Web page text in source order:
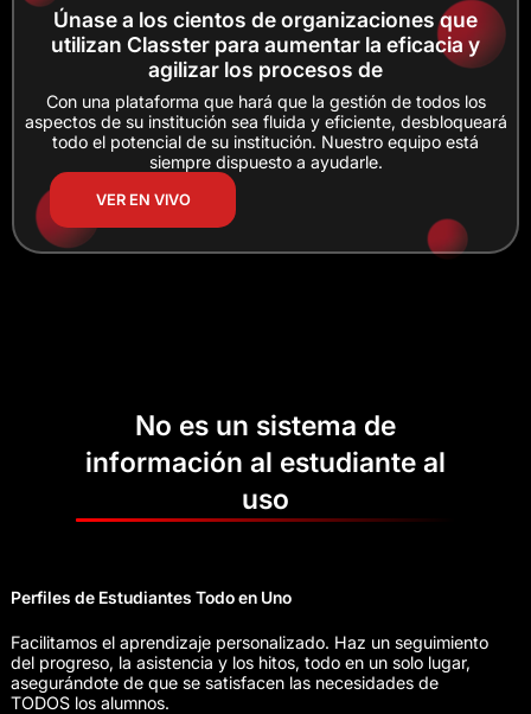
Únase a los cientos de organizaciones que
utilizan Classter para aumentar la eficacia y
agilizar los procesos de
Con una plataforma que hará que la gestión de todos los
aspectos de su institución sea fluida y eficiente, desbloqueará
todo el potencial de su institución. Nuestro equipo está
siempre dispuesto a ayudarle.
VER EN VIVO
No es un sistema de
información al estudiante al
uso
Perfiles de Estudiantes Todo en Uno
Facilitamos el aprendizaje personalizado. Haz un seguimiento
del progreso, la asistencia y los hitos, todo en un solo lugar,
asegurándote de que se satisfacen las necesidades de
TODOS los alumnos.